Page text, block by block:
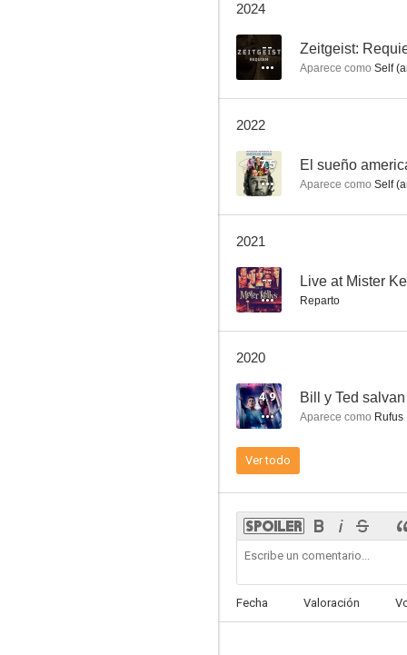
9.0
2024
-- Zeitgeist:
Aparece como Self
2022
7.5
Aparece como Self
2021
-- Live at Mister
Reparto
2020
4.9 Bill y Ted
Aparece como
Ver todo
Fecha Valoración